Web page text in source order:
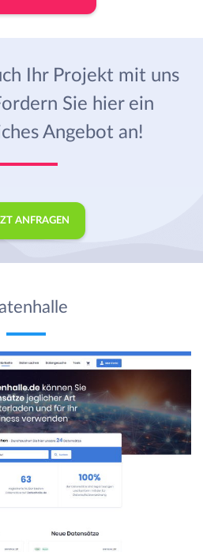
Ihr Projekt mit uns
Sie hier ein
Angebot an!
ANFRAGEN